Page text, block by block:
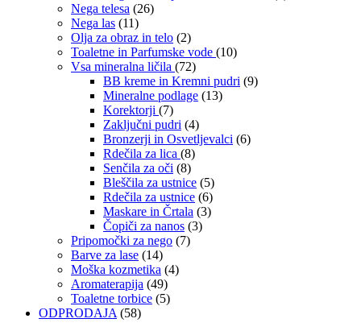
Nega telesa (26)
Nega las (11)
Olja za obraz in telo (2)
Toaletne in Parfumske vode (10)
Vsa mineralna ličila (72)
BB kreme in Kremni pudri (9)
Mineralne podlage (13)
Korektorji (7)
Zaključni pudri (4)
Bronzerji in Osvetljevalci (6)
Rdečila za lica (8)
Senčila za oči (8)
Bleščila za ustnice (5)
Rdečila za ustnice (6)
Maskare in Črtala (3)
Čopiči za nanos (3)
Pripomočki za nego (7)
Barve za lase (14)
Moška kozmetika (4)
Aromaterapija (49)
Toaletne torbice (5)
ODPRODAJA (58)